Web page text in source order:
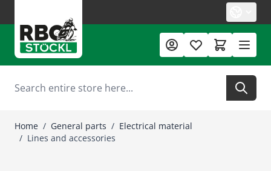
Search
Home / General parts / Electrical material
/ Lines and accessories